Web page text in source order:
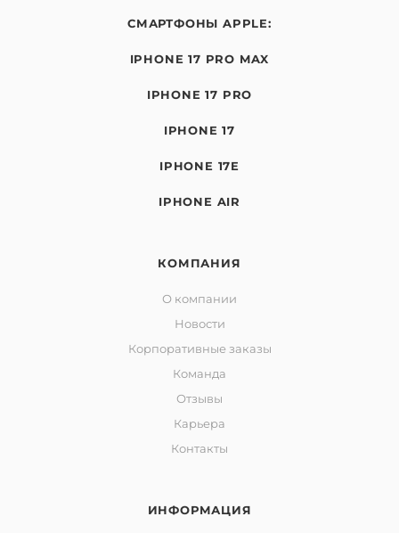
СМАРТФОНЫ APPLE:
IPHONE 17 PRO MAX
IPHONE 17 PRO
IPHONE 17
IPHONE 17E
IPHONE AIR
КОМПАНИЯ
О компании
Новости
Корпоративные заказы
Команда
Отзывы
Карьера
Контакты
ИНФОРМАЦИЯ